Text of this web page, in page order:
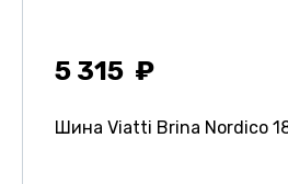
5 315
Шина Viatti Brina Nordico